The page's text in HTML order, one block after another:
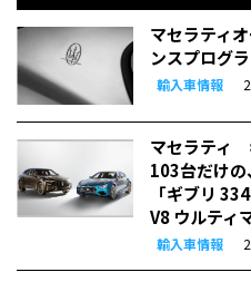
マセラティ
ンスプログ
輸入車情報
マセラティ
103台だけ
「ギブリ
V8 ウルティ
輸入車情報